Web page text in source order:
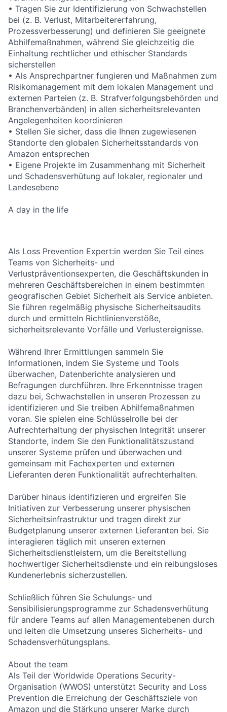
• Tragen Sie zur Identifizierung von Schwachstellen
bei (z. B. Verlust, Mitarbeitererfahrung,
Prozessverbesserung) und definieren Sie geeignete
Abhilfemaßnahmen, während Sie gleichzeitig die
Einhaltung rechtlicher und ethischer Standards
sicherstellen
• Als Ansprechpartner fungieren und Maßnahmen zum
Risikomanagement mit dem lokalen Management und
externen Parteien (z. B. Strafverfolgungsbehörden und
Branchenverbänden) in allen sicherheitsrelevanten
Angelegenheiten koordinieren
• Stellen Sie sicher, dass die Ihnen zugewiesenen
Standorte den globalen Sicherheitsstandards von
Amazon entsprechen
• Eigene Projekte im Zusammenhang mit Sicherheit
und Schadensverhütung auf lokaler, regionaler und
Landesebene
A day in the life
Als Loss Prevention Expert:in werden Sie Teil eines
Teams von Sicherheits- und
Verlustpräventionsexperten, die Geschäftskunden in
mehreren Geschäftsbereichen in einem bestimmten
geografischen Gebiet Sicherheit als Service anbieten.
Sie führen regelmäßig physische Sicherheitsaudits
durch und ermitteln Richtlinienverstöße,
sicherheitsrelevante Vorfälle und Verlustereignisse.
Während Ihrer Ermittlungen sammeln Sie
Informationen, indem Sie Systeme und Tools
überwachen, Datenberichte analysieren und
Befragungen durchführen. Ihre Erkenntnisse tragen
dazu bei, Schwachstellen in unseren Prozessen zu
identifizieren und Sie treiben Abhilfemaßnahmen
voran. Sie spielen eine Schlüsselrolle bei der
Aufrechterhaltung der physischen Integrität unserer
Standorte, indem Sie den Funktionalitätszustand
unserer Systeme prüfen und überwachen und
gemeinsam mit Fachexperten und externen
Lieferanten deren Funktionalität aufrechterhalten.
Darüber hinaus identifizieren und ergreifen Sie
Initiativen zur Verbesserung unserer physischen
Sicherheitsinfrastruktur und tragen direkt zur
Budgetplanung unserer externen Lieferanten bei. Sie
interagieren täglich mit unseren externen
Sicherheitsdienstleistern, um die Bereitstellung
hochwertiger Sicherheitsdienste und ein reibungsloses
Kundenerlebnis sicherzustellen.
Schließlich führen Sie Schulungs- und
Sensibilisierungsprogramme zur Schadensverhütung
für andere Teams auf allen Managementebenen durch
und leiten die Umsetzung unseres Sicherheits- und
Schadensverhütungsplans.
About the team
Als Teil der Worldwide Operations Security-
Organisation (WWOS) unterstützt Security and Loss
Prevention die Erreichung der Geschäftsziele von
Amazon und die Stärkung unserer Marke durch